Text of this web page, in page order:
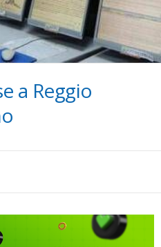
a Reggio